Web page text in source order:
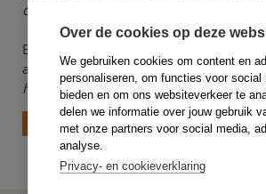
Over de cookies op deze
We gebruiken cookies om content en
personaliseren, om functies voor social
bieden en om ons websiteverkeer te
delen we informatie over jouw gebruik
met onze partners voor social media,
analyse.
Privacy- en cookieverklaring
cirkelbaan rond de aarde.
En wat
achterhalen wanneer u weer nuchter
heb ik hem geloof ik flink geraakt.
Terug